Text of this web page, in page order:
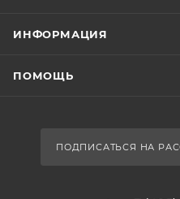
ИНФОРМАЦИЯ
ПОМОЩЬ
ПОДПИСАТЬСЯ НА